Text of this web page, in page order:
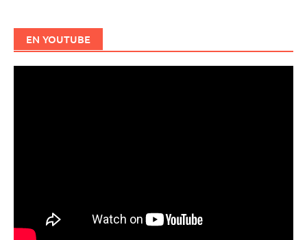
EN YOUTUBE